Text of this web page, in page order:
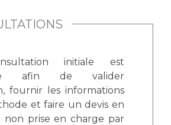
en santé à l’AP-HM
sans tabac
initiale est
afin de valider
fournir les informations
et faire un devis en
non prise en charge par